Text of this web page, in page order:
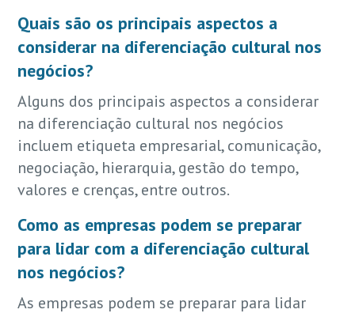
Quais são os principais aspectos a
considerar na diferenciação cultural nos
negócios?
Alguns dos principais aspectos a considerar
na diferenciação cultural nos negócios
incluem etiqueta empresarial, comunicação,
negociação, hierarquia, gestão do tempo,
valores e crenças, entre outros.
Como as empresas podem se preparar
para lidar com a diferenciação cultural
nos negócios?
As empresas podem se preparar para lidar